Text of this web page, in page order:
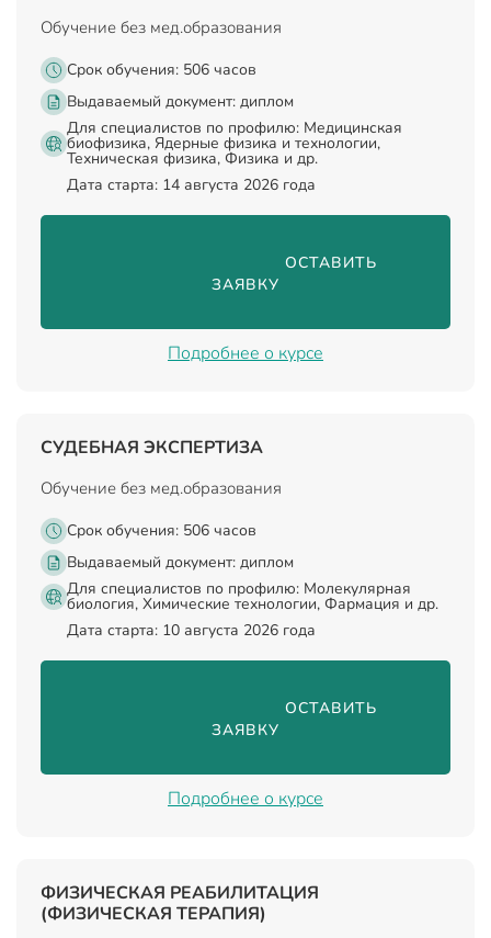
Обучение без мед.образования
Срок обучения: 506 часов
Выдаваемый документ: диплом
Для специалистов по профилю: Медицинская
биофизика, Ядерные физика и технологии,
Техническая физика, Физика и др.
Дата старта: 14 августа 2026 года
                                ОСТАВИТЬ
ЗАЯВКУ
Подробнее о курсе
СУДЕБНАЯ ЭКСПЕРТИЗА
Обучение без мед.образования
Срок обучения: 506 часов
Выдаваемый документ: диплом
Для специалистов по профилю: Молекулярная
биология, Химические технологии, Фармация и др.
Дата старта: 10 августа 2026 года
                                ОСТАВИТЬ
ЗАЯВКУ
Подробнее о курсе
ФИЗИЧЕСКАЯ РЕАБИЛИТАЦИЯ
(ФИЗИЧЕСКАЯ ТЕРАПИЯ)